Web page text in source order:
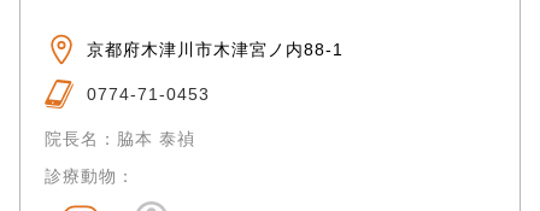
京都府木津川市木津宮ノ内88-1
0774-71-0453
院長名：脇本 泰禎
診療動物：